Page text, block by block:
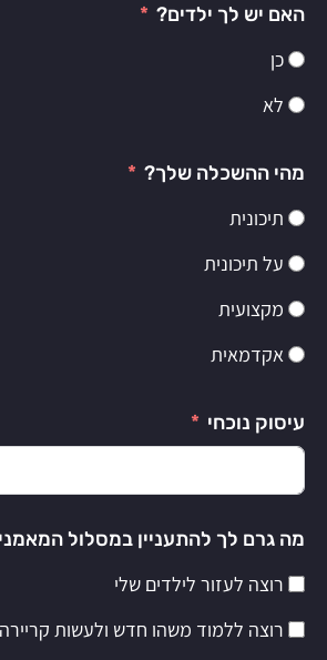
האם יש לך ילדים?
כן
לא
מהי ההשכלה שלך?
תיכונית
על תיכונית
מקצועית
אקדמאית
עיסוק נוכחי
מה גרם לך להתעניין במסלול
רוצה לעזור לילדים שלי
רוצה ללמוד משהו חדש ולעשות קריירה